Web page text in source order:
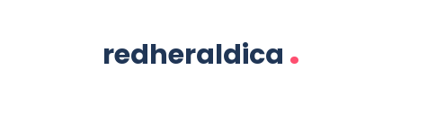
redheraldica .